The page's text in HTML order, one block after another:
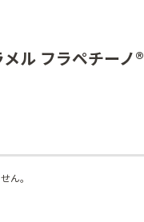
ル フラペチーノ®
ん。